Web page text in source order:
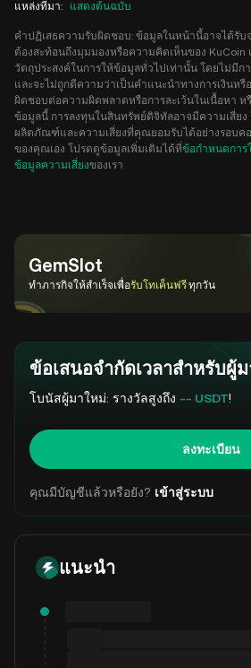
แหล่งที่มา: แสดงต้นฉบับ
คำปฏิเสธความรับผิดชอบ: ข้อมูลในหน้านี้อาจได้รั
ต้องสะท้อนถึงมุมมองหรือความคิดเห็นของ KuCoin
วัตถุประสงค์ในการให้ข้อมูลทั่วไปเท่านั้น โดยไม่มีก
และจะไม่ถูกตีความว่าเป็นคำแนะนำทางการเงินหรื
ผิดชอบต่อความผิดพลาดหรือการละเว้นในเนื้อหา ห
ข้อมูลนี้ การลงทุนในสินทรัพย์ดิจิทัลอาจมีความเสี่ยง
ผลิตภัณฑ์และความเสี่ยงที่คุณยอมรับได้อย่างรอบค
ของคุณเอง โปรดดูข้อมูลเพิ่มเติมได้ที่ข้อกำหนดการ
ข้อมูลความเสี่ยงของเรา
GemSlot
ทำภารกิจให้สำเร็จเพื่อรับโทเค็นฟรีทุกวัน
ข้อเสนอจำกัดเวลาสำหรับผู้
โบนัสผู้มาใหม่: รางวัลสูงถึง -- USDT!
ลงทะเบียน
คุณมีบัญชีแล้วหรือยัง? เข้าสู่ระบบ
แนะนำ